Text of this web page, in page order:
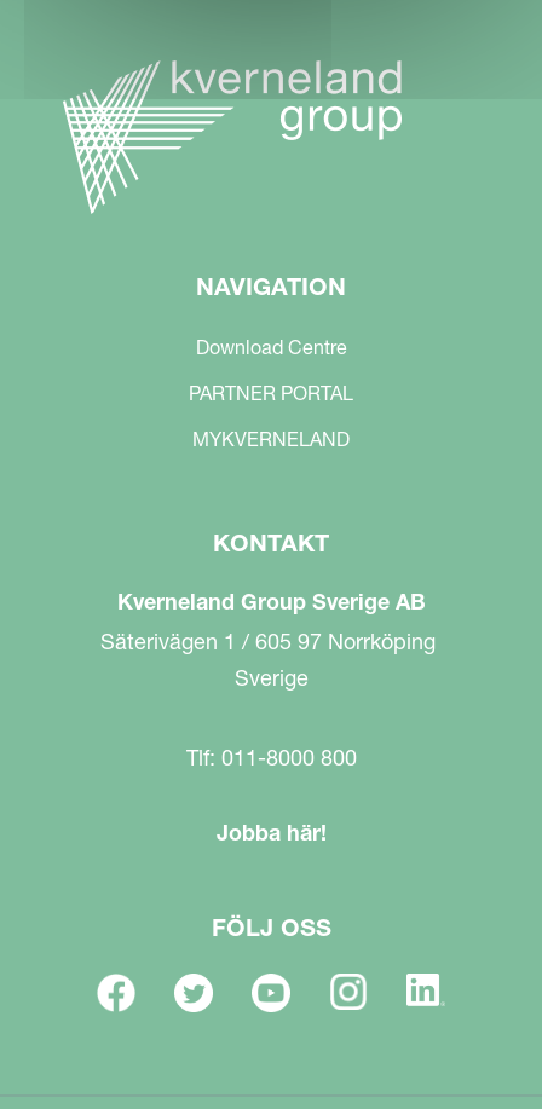
NAVIGATION
Download Centre
PARTNER PORTAL
MYKVERNELAND
KONTAKT
Kverneland Group Sverige AB
Säterivägen 1 / 605 97 Norrköping
Sverige
Tlf: 011-8000 800
Jobba här!
FÖLJ OSS